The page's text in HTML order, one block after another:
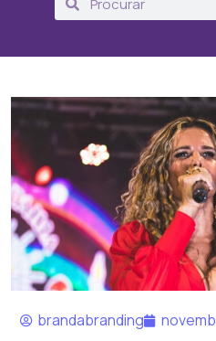
brandabranding